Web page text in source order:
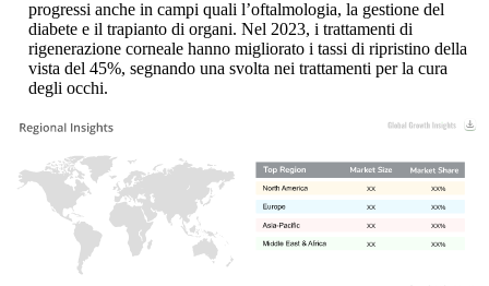
progressi anche in campi quali l’oftalmologia, la gestione del
diabete e il trapianto di organi. Nel 2023, i trattamenti di
rigenerazione corneale hanno migliorato i tassi di ripristino della
vista del 45%, segnando una svolta nei trattamenti per la cura
degli occhi.
XX%
XX
XX%
XX
XX%
XX
XX%
XX